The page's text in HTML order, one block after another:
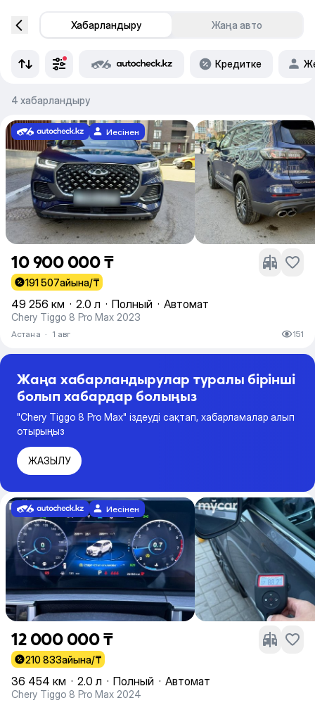
Хабарландыру Жаңа авто
Кредитке
4 хабарландыру
Иесінен
10 900 000 ₸
191 507айына/₸
49 256 км · 2.0 л · Полный · Автомат
Chery Tiggo 8 Pro Max 2023
Астана · 1 авг 151
Жаңа хабарландырулар туралы бірінші
болып хабардар болыңыз
"Chery Tiggo 8 Pro Max" іздеуді сақтап, хабарламалар алып
отырыңыз
ЖАЗЫЛУ
Иесінен
12 000 000 ₸
210 833айына/₸
36 454 км · 2.0 л · Полный · Автомат
Chery Tiggo 8 Pro Max 2024